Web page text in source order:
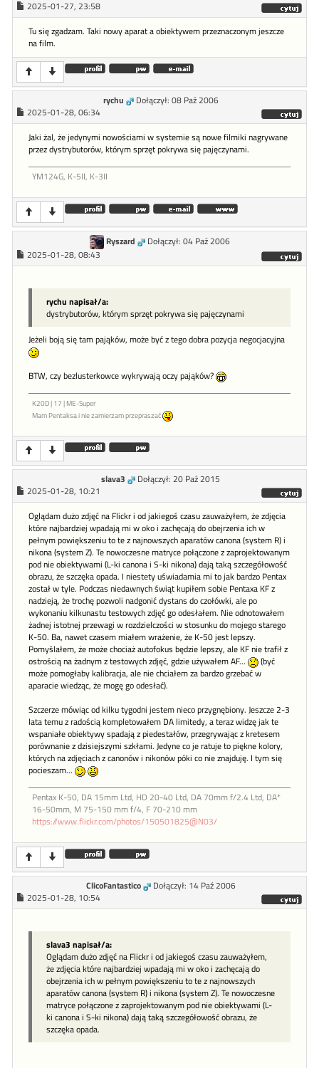
2025-01-27, 23:58
Tu się zgadzam. Taki nowy aparat a obiektywem przeznaczonym jeszcze
na film.
rychu
Dołączył: 08 Paź 2006
2025-01-28, 06:34
Jaki żal, że jedynymi nowościami w systemie są nowe filmiki nagrywane
przez dystrybutorów, którym sprzęt pokrywa się pajęczynami.
YM124G, K-5II, K-3II
Ryszard
Dołączył: 04 Paź 2006
2025-01-28, 08:43
rychu napisał/a:
dystrybutorów, którym sprzęt pokrywa się pajęczynami
Jeżeli boją się tam pająków, może być z tego dobra pozycja negocjacyjna
BTW, czy bezlusterkowce wykrywają oczy pająków?
K20D | 17 | ME-Super
Mam Pentaksa i nie zamierzam przepraszać
slava3
Dołączył: 20 Paź 2015
2025-01-28, 10:21
Oglądam dużo zdjęć na Flickr i od jakiegoś czasu zauważyłem, że zdjęcia
które najbardziej wpadają mi w oko i zachęcają do obejrzenia ich w
pełnym powiększeniu to te z najnowszych aparatów canona (system R) i
nikona (system Z). Te nowoczesne matryce połączone z zaprojektowanym
pod nie obiektywami (L-ki canona i S-ki nikona) dają taką szczegółowość
obrazu, że szczęka opada. I niestety uświadamia mi to jak bardzo Pentax
został w tyle. Podczas niedawnych świąt kupiłem sobie Pentaxa KF z
nadzieją, że trochę pozwoli nadgonić dystans do czołówki, ale po
wykonaniu kilkunastu testowych zdjęć go odesłałem. Nie odnotowałem
żadnej istotnej przewagi w rozdzielczości w stosunku do mojego starego
K-50. Ba, nawet czasem miałem wrażenie, że K-50 jest lepszy.
Pomyślałem, że może chociaż autofokus będzie lepszy, ale KF nie trafił z
ostrością na żadnym z testowych zdjęć, gdzie używałem AF...
(być
może pomogłaby kalibracja, ale nie chciałem za bardzo grzebać w
aparacie wiedząc, że mogę go odesłać).
Szczerze mówiąc od kilku tygodni jestem nieco przygnębiony. Jeszcze 2-3
lata temu z radością kompletowałem DA limitedy, a teraz widzę jak te
wspaniałe obiektywy spadają z piedestałów, przegrywając z kretesem
porównanie z dzisiejszymi szkłami. Jedyne co je ratuje to piękne kolory,
których na zdjęciach z canonów i nikonów póki co nie znajduję. I tym się
pocieszam...
Pentax K-50, DA 15mm Ltd, HD 20-40 Ltd, DA 70mm f/2.4 Ltd, DA*
16-50mm, M 75-150 mm f/4, F 70-210 mm
https://www.flickr.com/photos/150501825@N03/
ClicoFantastico
Dołączył: 14 Paź 2006
2025-01-28, 10:54
slava3 napisał/a:
Oglądam dużo zdjęć na Flickr i od jakiegoś czasu zauważyłem,
że zdjęcia które najbardziej wpadają mi w oko i zachęcają do
obejrzenia ich w pełnym powiększeniu to te z najnowszych
aparatów canona (system R) i nikona (system Z). Te nowoczesne
matryce połączone z zaprojektowanym pod nie obiektywami (L-
ki canona i S-ki nikona) dają taką szczegółowość obrazu, że
szczęka opada.